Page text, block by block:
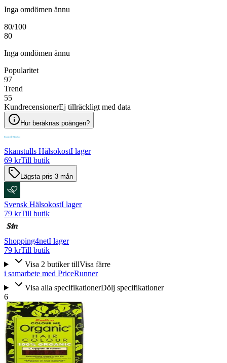
Inga omdömen ännu
80/100
80
Inga omdömen ännu
Popularitet
97
Trend
55
KundrecensionerEj tillräckligt med data
Hur beräknas poängen?
Skanstulls HälsokostI lager
69 krTill butik
Lägsta pris 3 mån
Svensk HälsokostI lager
79 krTill butik
Shopping4netI lager
79 krTill butik
Visa 2 butiker tillVisa färre
i samarbete med PriceRunner
Visa alla specifikationerDölj specifikationer
6